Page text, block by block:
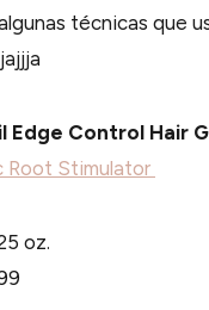
técnicas que
Edge Control Hair
Root Stimulator
oz.